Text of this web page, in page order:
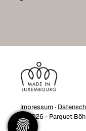
Impressum·
© 2026 - Parquet